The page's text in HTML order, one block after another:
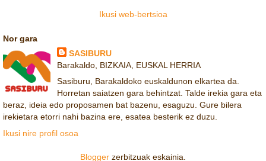
Ikusi web-bertsioa
Nor gara
SASIBURU
Barakaldo, BIZKAIA, EUSKAL HERRIA
Sasiburu, Barakaldoko euskaldunon elkartea da.
Horretan saiatzen gara behintzat. Talde irekia gara eta
beraz, ideia edo proposamen bat bazenu, esaguzu. Gure bilera
irekietara etorri nahi bazina ere, esatea besterik ez duzu.
Ikusi nire profil osoa
Blogger zerbitzuak eskainia.